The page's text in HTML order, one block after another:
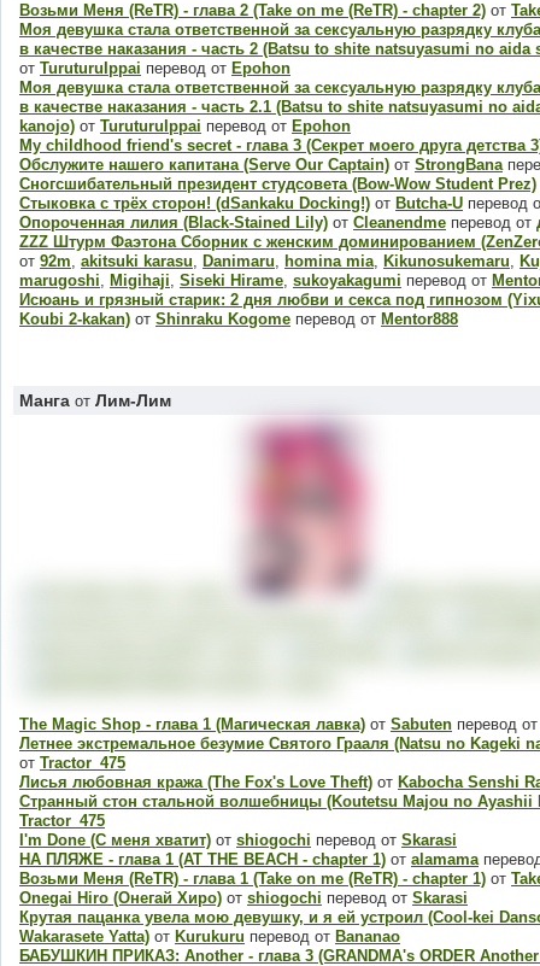
Возьми Меня (ReTR) - глава 2 (Take on me (ReTR) - chapter 2) от
Моя девушка стала ответственной за сексуальную разрядку
в качестве наказания - часть 2 (Batsu to shite natsuyasumi no
от TuruturuIppai перевод от Epohon
Моя девушка стала ответственной за сексуальную разрядку
в качестве наказания - часть 2.1 (Batsu to shite natsuyasumi no
kanojo) от TuruturuIppai перевод от Epohon
My childhood friend's secret - глава 3 (Секрет моего друга детства
Обслужите нашего капитана (Serve Our Captain) от StrongBana
Сногсшибательный президент студсовета (Bow-Wow Student Prez)
Стыковка с трёх сторон! (dSankaku Docking!) от Butcha-U перевод
Опороченная лилия (Black-Stained Lily) от Cleanendme перевод от
ZZZ Штурм Фаэтона Сборник с женским доминированием
от 92m, akitsuki karasu, Danimaru, homina mia, Kikunosukemaru,
marugoshi, Migihaji, Siseki Hirame, sukoyakagumi перевод от
Исюань и грязный старик: 2 дня любви и секса под гипнозом
Koubi 2-kakan) от Shinraku Kogome перевод от Mentor888
Манга от Лим-Лим
The Magic Shop - глава 1 (Магическая лавка) от Sabuten перевод
Летнее экстремальное безумие Святого Грааля (Natsu no Kageki
от Tractor_475
Лисья любовная кража (The Fox's Love Theft) от Kabocha Senshi
Странный стон стальной волшебницы (Koutetsu Majou no Ayashii
Tractor_475
I'm Done (C меня хватит) от shiogochi перевод от Skarasi
НА ПЛЯЖЕ - глава 1 (AT THE BEACH - chapter 1) от alamama
Возьми Меня (ReTR) - глава 1 (Take on me (ReTR) - chapter 1) от
Onegai Hiro (Онегай Хиро) от shiogochi перевод от Skarasi
Крутая пацанка увела мою девушку, и я ей устроил (Cool-kei
Wakarasete Yatta) от Kurukuru перевод от Bananao
БАБУШКИН ПРИКАЗ: Another - глава 3 (GRANDMA's ORDER